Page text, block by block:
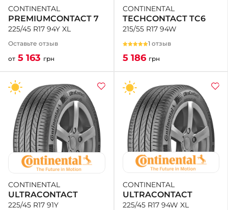
CONTINENTAL
PREMIUMCONTACT 7
225/45 R17 94Y XL
Оставьте отзыв
от 5 163 грн
CONTINENTAL
TECHCONTACT TC6
215/55 R17 94W
1 отзыв
5 186 грн
CONTINENTAL
ULTRACONTACT
225/45 R17 91Y
CONTINENTAL
ULTRACONTACT
225/45 R17 94W XL